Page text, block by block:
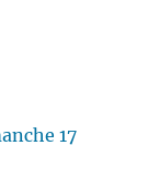
17